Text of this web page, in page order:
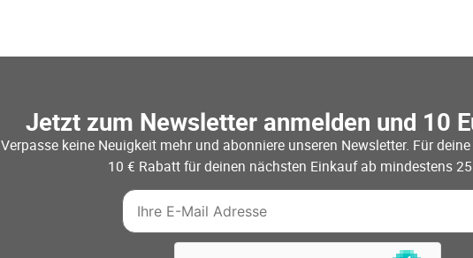
Jetzt zum Newsletter anmelden und 10
Verpasse keine Neuigkeit mehr und abonniere unseren Newsletter. Für
10 € Rabatt für deinen nächsten Einkauf ab mindestens